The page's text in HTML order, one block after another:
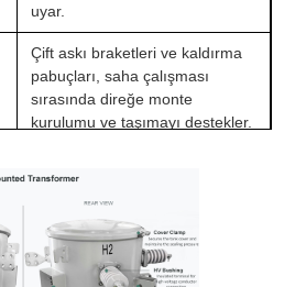
uyar.
Çift askı braketleri ve kaldırma
pabuçları, saha çalışması
sırasında direğe monte
kurulumu ve taşımayı destekler.
sahip ıslak işlenmiş HV porselen
burçlar, havai hat
sonlandırmasını destekler.
Üç ikincil dişli saplama terminali,